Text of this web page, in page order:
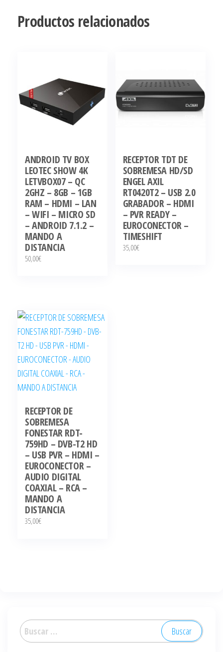
Productos relacionados
ANDROID TV BOX
LEOTEC SHOW 4K
LETVBOX07 – QC
2GHZ – 8GB – 1GB
RAM – HDMI – LAN
– WIFI – MICRO SD
– ANDROID 7.1.2 –
MANDO A
DISTANCIA
50,00€
RECEPTOR TDT DE
SOBREMESA HD/SD
ENGEL AXIL
RT0420T2 – USB 2.0
GRABADOR – HDMI
– PVR READY –
EUROCONECTOR –
TIMESHIFT
35,00€
RECEPTOR DE
SOBREMESA
FONESTAR RDT-
759HD – DVB-T2 HD
– USB PVR – HDMI –
EUROCONECTOR –
AUDIO DIGITAL
COAXIAL – RCA –
MANDO A
DISTANCIA
35,00€
Buscar: